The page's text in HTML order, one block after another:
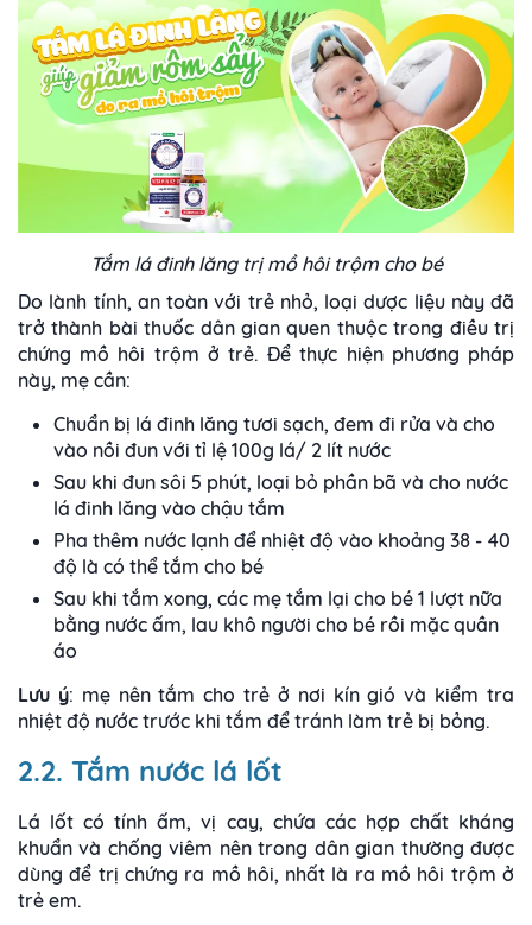
Tắm lá đinh lăng trị mồ hôi trộm cho bé
Do lành tính, an toàn với trẻ nhỏ, loại dược liệu này đã
trở thành bài thuốc dân gian quen thuộc trong điều trị
chứng mồ hôi trộm ở trẻ. Để thực hiện phương pháp
này, mẹ cần:
Chuẩn bị lá đinh lăng tươi sạch, đem đi rửa và cho
vào nồi đun với tỉ lệ 100g lá/ 2 lít nước
Sau khi đun sôi 5 phút, loại bỏ phần bã và cho nước
lá đinh lăng vào chậu tắm
Pha thêm nước lạnh để nhiệt độ vào khoảng 38 - 40
độ là có thể tắm cho bé
Sau khi tắm xong, các mẹ tắm lại cho bé 1 lượt nữa
bằng nước ấm, lau khô người cho bé rồi mặc quần
áo
Lưu ý: mẹ nên tắm cho trẻ ở nơi kín gió và kiểm tra
nhiệt độ nước trước khi tắm để tránh làm trẻ bị bỏng.
2.2. Tắm nước lá lốt
Lá lốt có tính ấm, vị cay, chứa các hợp chất kháng
khuẩn và chống viêm nên trong dân gian thường được
dùng để trị chứng ra mồ hôi, nhất là ra mồ hôi trộm ở
trẻ em.